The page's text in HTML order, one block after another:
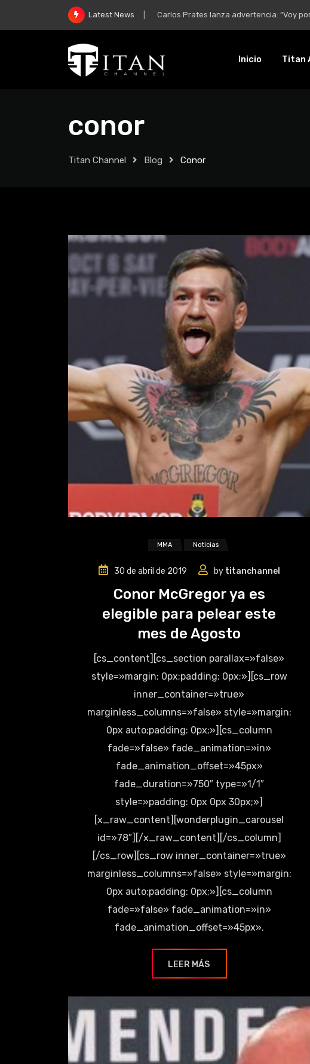
Latest News McGregor y su regreso: “Mi mentalidad
Inicio Titan
conor
Titan Channel Blog Conor
MMA Noticias
30 de abril de 2019 by titanchannel
Conor McGregor ya es
elegible para pelear este
mes de Agosto
[cs_content][cs_section parallax=»false»
style=»margin: 0px;padding: 0px;»][cs_row
inner_container=»true»
marginless_columns=»false» style=»margin:
0px auto;padding: 0px;»][cs_column
fade=»false» fade_animation=»in»
fade_animation_offset=»45px»
fade_duration=»750″ type=»1/1″
style=»padding: 0px 0px 30px;»]
[x_raw_content][wonderplugin_carousel
id=»78″][/x_raw_content][/cs_column]
[/cs_row][cs_row inner_container=»true»
marginless_columns=»false» style=»margin:
0px auto;padding: 0px;»][cs_column
fade=»false» fade_animation=»in»
fade_animation_offset=»45px».
LEER MÁS